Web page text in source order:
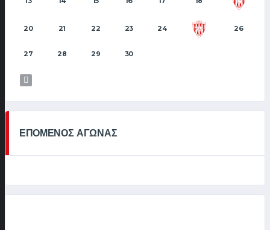
20 21 22 23 24 25 26
27 28 29 30
ΕΠΟΜΕΝΟΣ ΑΓΩΝΑΣ